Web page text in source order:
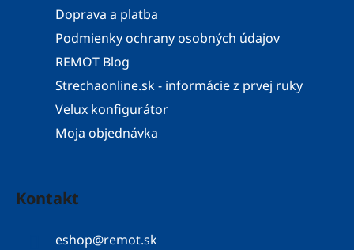
Doprava a platba
Podmienky ochrany osobných údajov
REMOT Blog
Strechaonline.sk - informácie z prvej ruky
Velux konfigurátor
Moja objednávka
Kontakt
eshop@remot.sk